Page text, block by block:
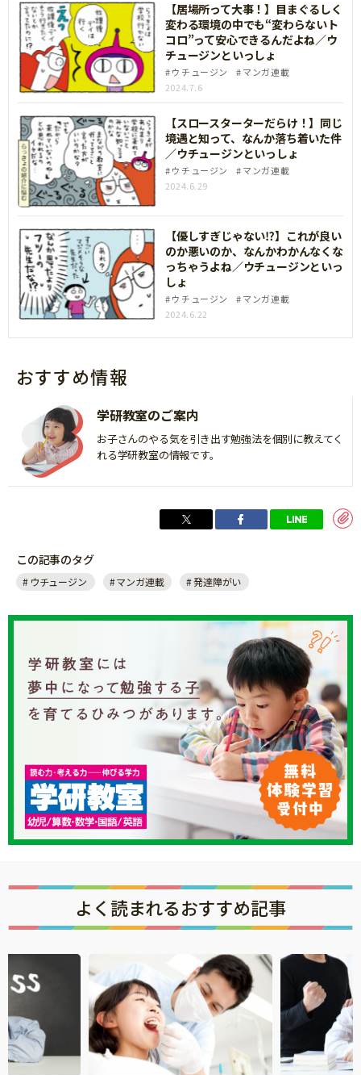
【居場所って大事！】目まぐるしく
変わる環境の中でも“変わらないト
コロ”って安心できるんだよね／ウ
チュージンといっしょ
ウチュージン
マンガ連載
2024.7.6
【スロースターターだらけ！】同じ
境遇と知って、なんか落ち着いた件
／ウチュージンといっしょ
ウチュージン
マンガ連載
2024.6.29
【優しすぎじゃない⁉】これが良い
のか悪いのか、なんかわかんなくな
っちゃうよね／ウチュージンといっ
しょ
ウチュージン
マンガ連載
2024.6.22
おすすめ情報
学研教室のご案内
お子さんのやる気を引き出す勉強法を個別に教えてく
れる学研教室の情報です。
この記事のタグ
ウチュージン マンガ連載 発達障がい
よく読まれるおすすめ記事